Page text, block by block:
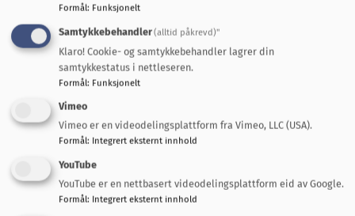
Snakk med oss
Servicetorget Rådhuset
72 40 30 00
postmottak@mgk.no
Vakttelefoner
Teknisk beredskapsvakt
950 77 499(utenom arbeidstid)
Formål: Funksjonelt
Samtykkebehandler(alltid påkrevd)"
Klaro! Cookie- og samtykkebehandler lagrer din
samtykkestatus i nettleseren.
Formål: Funksjonelt
Vimeo
Vimeo er en videodelingsplattform fra Vimeo, LLC (USA).
Formål: Integrert eksternt innhold
YouTube
YouTube er en nettbasert videodelingsplattform eid av Google.
Formål: Integrert eksternt innhold